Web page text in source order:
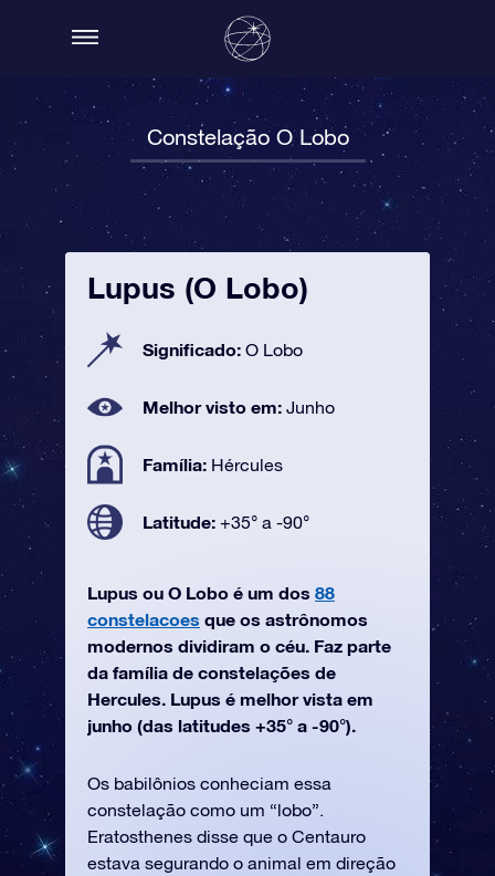
Constelação O Lobo
Lupus (O Lobo)
Significado: O Lobo
Melhor visto em: Junho
Família: Hércules
Latitude: +35° a -90°
Lupus ou O Lobo é um dos 88
constelacoes que os astrônomos
modernos dividiram o céu. Faz parte
da família de constelações de
Hercules. Lupus é melhor vista em
junho (das latitudes +35° a -90°).
Os babilônios conheciam essa
constelação como um “lobo”.
Eratosthenes disse que o Centauro
estava segurando o animal em direção